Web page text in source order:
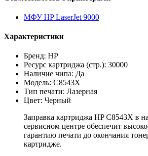
МФУ HP LaserJet 9000
Характеристики
Бренд: HP
Ресурс картриджа (стр.): 30000
Наличие чипа: Да
Модель: C8543Х
Тип печати: Лазерная
Цвет: Черный
Заправка картриджа HP C8543Х в
сервисном центре обеспечит
гарантию печати до окончания
картридже.